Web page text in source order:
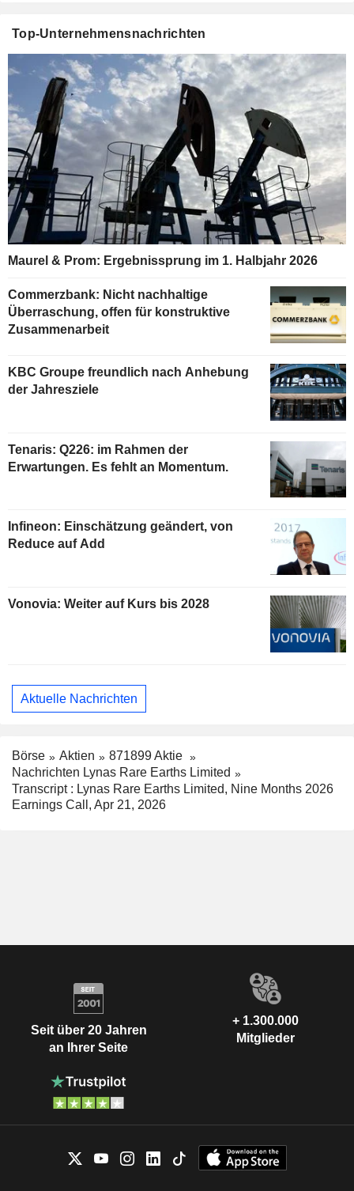
Top-Unternehmensnachrichten
Maurel & Prom: Ergebnissprung im 1. Halbjahr 2026
Commerzbank: Nicht nachhaltige
Überraschung, offen für konstruktive
Zusammenarbeit
KBC Groupe freundlich nach Anhebung
der Jahresziele
Tenaris: Q226: im Rahmen der
Erwartungen. Es fehlt an Momentum.
Infineon: Einschätzung geändert, von
Reduce auf Add
Vonovia: Weiter auf Kurs bis 2028
Aktuelle Nachrichten
Börse Aktien
871899 Aktie
Nachrichten Lynas Rare Earths Limited
Transcript : Lynas Rare Earths Limited, Nine Months 2026
Earnings Call, Apr 21, 2026
Seit über 20 Jahren
an Ihrer Seite
+ 1.300.000
Mitglieder